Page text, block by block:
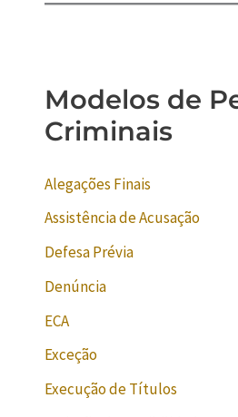
Modelos de
Criminais
Alegações Finais
Assistência de Acusação
Defesa Prévia
Denúncia
ECA
Exceção
Execução de Títulos